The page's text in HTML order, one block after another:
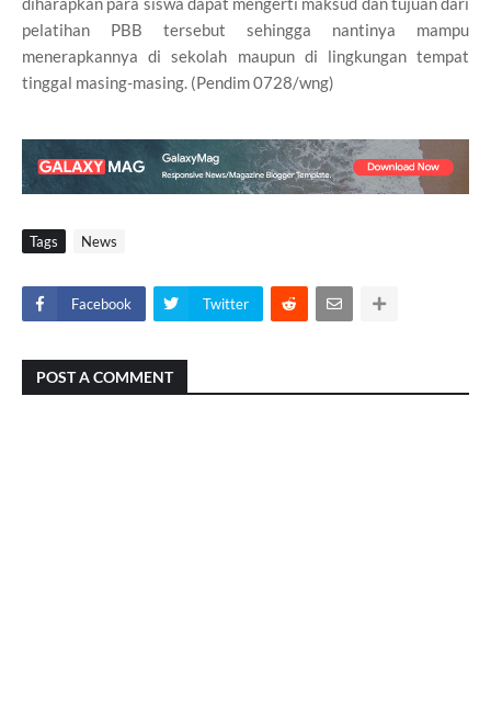
pelatihan PBB tersebut sehingga nantinya mampu
menerapkannya di sekolah maupun di lingkungan tempat
tinggal masing-masing. (Pendim 0728/wng)
Tags News
Facebook Twitter
POST A COMMENT